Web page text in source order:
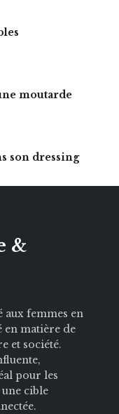
moutarde
son dressing
&
aux femmes en
en matière de
et société.
pour les
cible